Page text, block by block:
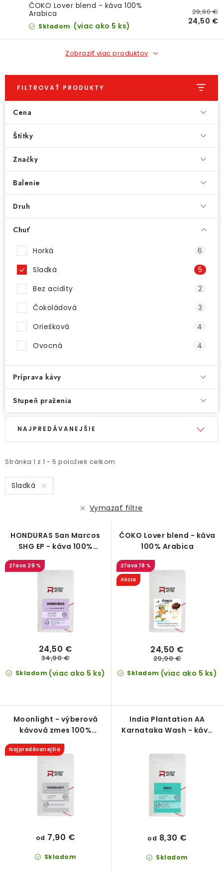
ČOKO Lover blend - káva 100%
Arabica
Skladom (viac ako 5 ks)
29,90 €
24,50 €
Zobraziť viac produktov
FILTROVAŤ PRODUKTY
Cena
Štítky
Značky
Balenie
Druh
Chuť
Horká
6
Sladká
5
Bez acidity
2
Čokoládová
3
Oriešková
4
Ovocná
4
Príprava kávy
Stupeň praženia
V
i
s
p
d
k
t
Stránka 1 z 1 - 5 položiek celkom
R
e
n
i
d
u
NAJPREDÁVANEJŠIE
Sladká
Vymazať filtre
HONDURAS San Marcos
SHG EP - káva 100%
Arabica
29 %
Skladom (viac ako 5 ks)
24,50 €
34,90 €
ČOKO Lover blend - káva
100% Arabica
18 %
Akcia
Skladom (viac ako 5 ks)
24,50 €
29,90 €
Moonlight - výberová
kávová zmes 100%
Arabica
Najpredávanejšia
Skladom
od 7,90 €
India Plantation AA
Karnataka Wash - káva
Skladom
od 8,30 €